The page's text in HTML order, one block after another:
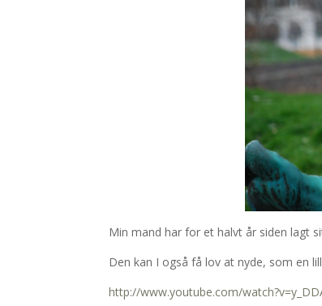
Min mand har for et halvt år siden lagt
Den kan I også få lov at nyde, som en
http://www.youtube.com/